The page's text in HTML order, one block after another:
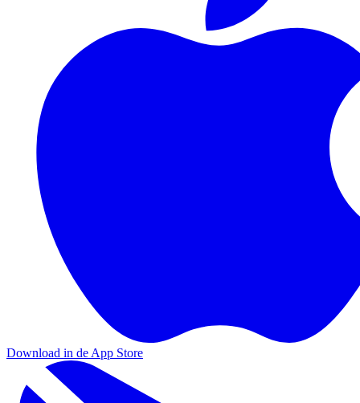
Download in de App Store